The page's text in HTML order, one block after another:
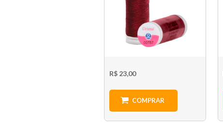
R$ 23,00
COMPRAR